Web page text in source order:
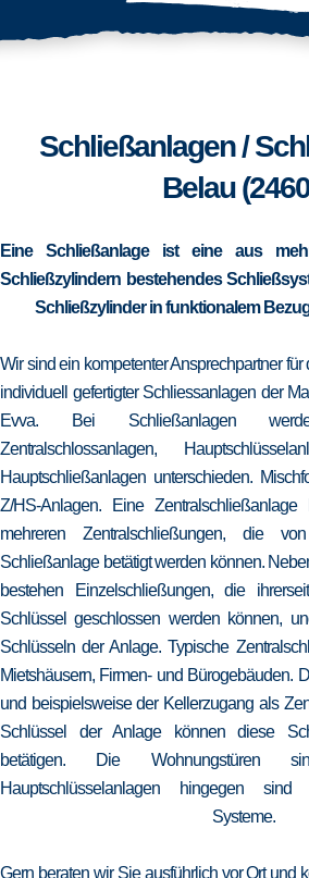
Schließanlagen /
Belau
Eine Schließanlage ist eine aus
Schließzylindern bestehendes
Schließzylinder in funktionalem
Wir sind ein kompetenter Ansprechpartner
individuell gefertigter Schliessanlagen der
Evva. Bei Schließanlagen
Zentralschlossanlagen,
Hauptschließanlagen unterschieden.
Z/HS-Anlagen. Eine
mehreren Zentralschließungen, die
Schließanlage betätigt werden können.
bestehen Einzelschließungen, die
Schlüssel geschlossen werden können,
Schlüsseln der Anlage. Typische
Mietshäusern, Firmen- und Bürogebäuden.
und beispielsweise der Kellerzugang als
Schlüssel der Anlage können diese
betätigen. Die Wohnungstüren
Hauptschlüsselanlagen hingegen sind
Systeme.
Gern beraten wir Sie ausführlich vor Ort und